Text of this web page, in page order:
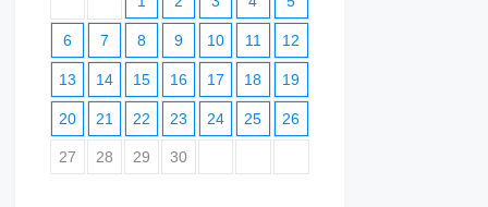
6 7 8 9 10 11 12
13 14 15 16 17 18 19
20 21 22 23 24 25 26
27 28 29 30